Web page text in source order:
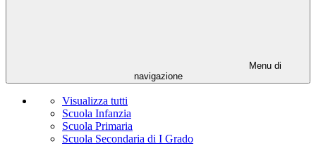
Menu di
navigazione
Visualizza tutti
Scuola Infanzia
Scuola Primaria
Scuola Secondaria di I Grado